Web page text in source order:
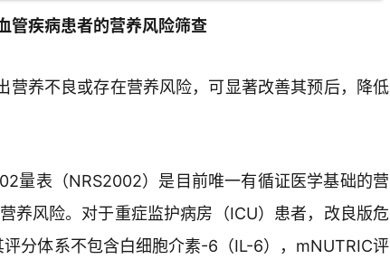
管疾病患者的营养风险筛查
营养不良或存在营养风险，可显著改善其预后，降低
量表（NRS2002）是目前唯一有循证医学基础的营
养风险。对于重症监护病房（ICU）患者，改良版危
分体系不包含白细胞介素-6（IL-6），mNUTRIC评